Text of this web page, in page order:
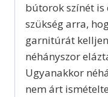
bútorok színét is
szükség arra,
garnitúrát
néhányszor
Ugyanakkor
nem árt